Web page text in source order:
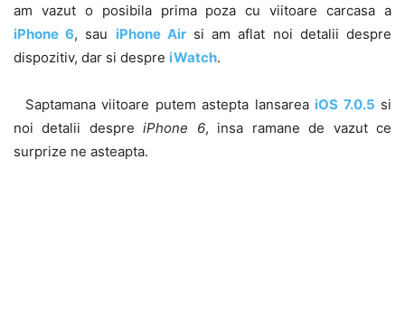
am vazut o posibila prima poza cu viitoare carcasa a
iPhone 6, sau iPhone Airsi am aflat noi detalii despre
dispozitiv, dar si despre iWatch.
Saptamana viitoare putem astepta lansarea iOS 7.0.5 si
noi detalii despreiPhone 6, insa ramane de vazut ce
surprize ne asteapta.